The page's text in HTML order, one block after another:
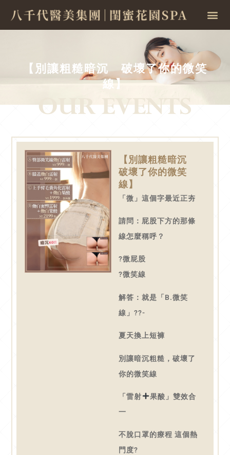
【別讓粗糙暗沉 破壞了你的微笑
線】
【別讓粗糙暗沉
破壞了你的微笑
線】
「微」這個字最近正夯
請問：屁股下方的那條
線怎麼稱呼？
?微屁股
?微笑線
解答：就是「B.微笑
線」??-
夏天換上短褲
別讓暗沉粗糙，破壞了
你的微笑線
「雷射
果酸」雙效合
一
不脫口罩的療程 這個熱
門度?